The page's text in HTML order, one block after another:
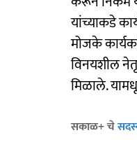
यांच्याकडे
मोजके
विनयशील
मिळाले.
सकाळ+ चे